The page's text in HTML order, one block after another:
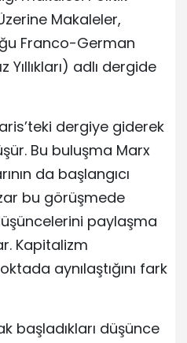
Makaleler,
Franco-German
adlı dergide
dergiye giderek
Bu buluşma Marx
da başlangıcı
bu görüşmede
paylaşma
Kapitalizm
aynılaştığını fark
başladıkları düşünce